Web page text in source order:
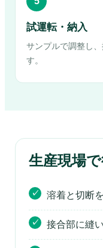
試運転・納入
サンプルで調整し
す。
生産現場
溶着と切断
接合部に縫